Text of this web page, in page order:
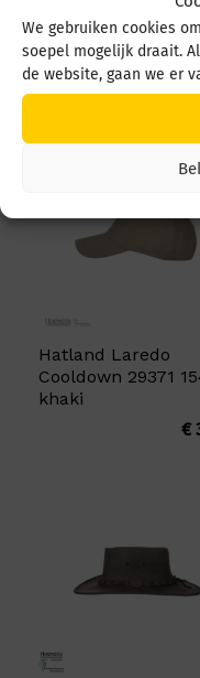
We gebruiken cookies
soepel mogelijk draait.
de website, gaan we er
Misschien is
Hatland Laredo
Cooldown 29371
khaki
€